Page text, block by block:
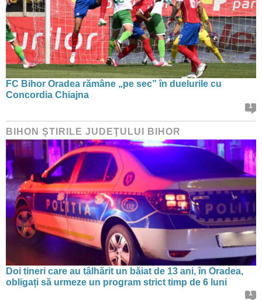
FC Bihor Oradea rămâne „pe sec” în duelurile cu
Concordia Chiajna
1
BIHON ŞTIRILE JUDEŢULUI BIHOR
Doi tineri care au tâlhărit un băiat de 13 ani, în Oradea,
obligați să urmeze un program strict timp de 6 luni
1